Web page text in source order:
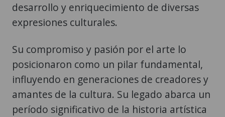
desarrollo y enriquecimiento de diversas
expresiones culturales.
Su compromiso y pasión por el arte lo
posicionaron como un pilar fundamental,
influyendo en generaciones de creadores y
amantes de la cultura. Su legado abarca un
período significativo de la historia artística